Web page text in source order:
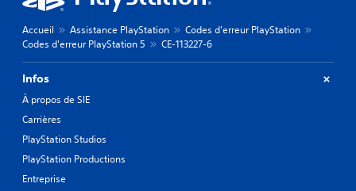
Accueil Assistance PlayStation
Codes d'erreur PlayStation
Codes d'erreur PlayStation 5
CE-113227-6
Infos
À propos de SIE
Carrières
PlayStation Studios
PlayStation Productions
Entreprise